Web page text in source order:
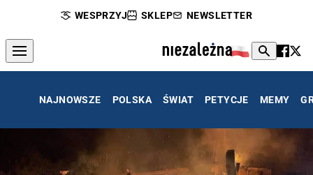
WESPRZYJ SKLEP NEWSLETTER
NAJNOWSZE POLSKA ŚWIAT PETYCJE MEMY